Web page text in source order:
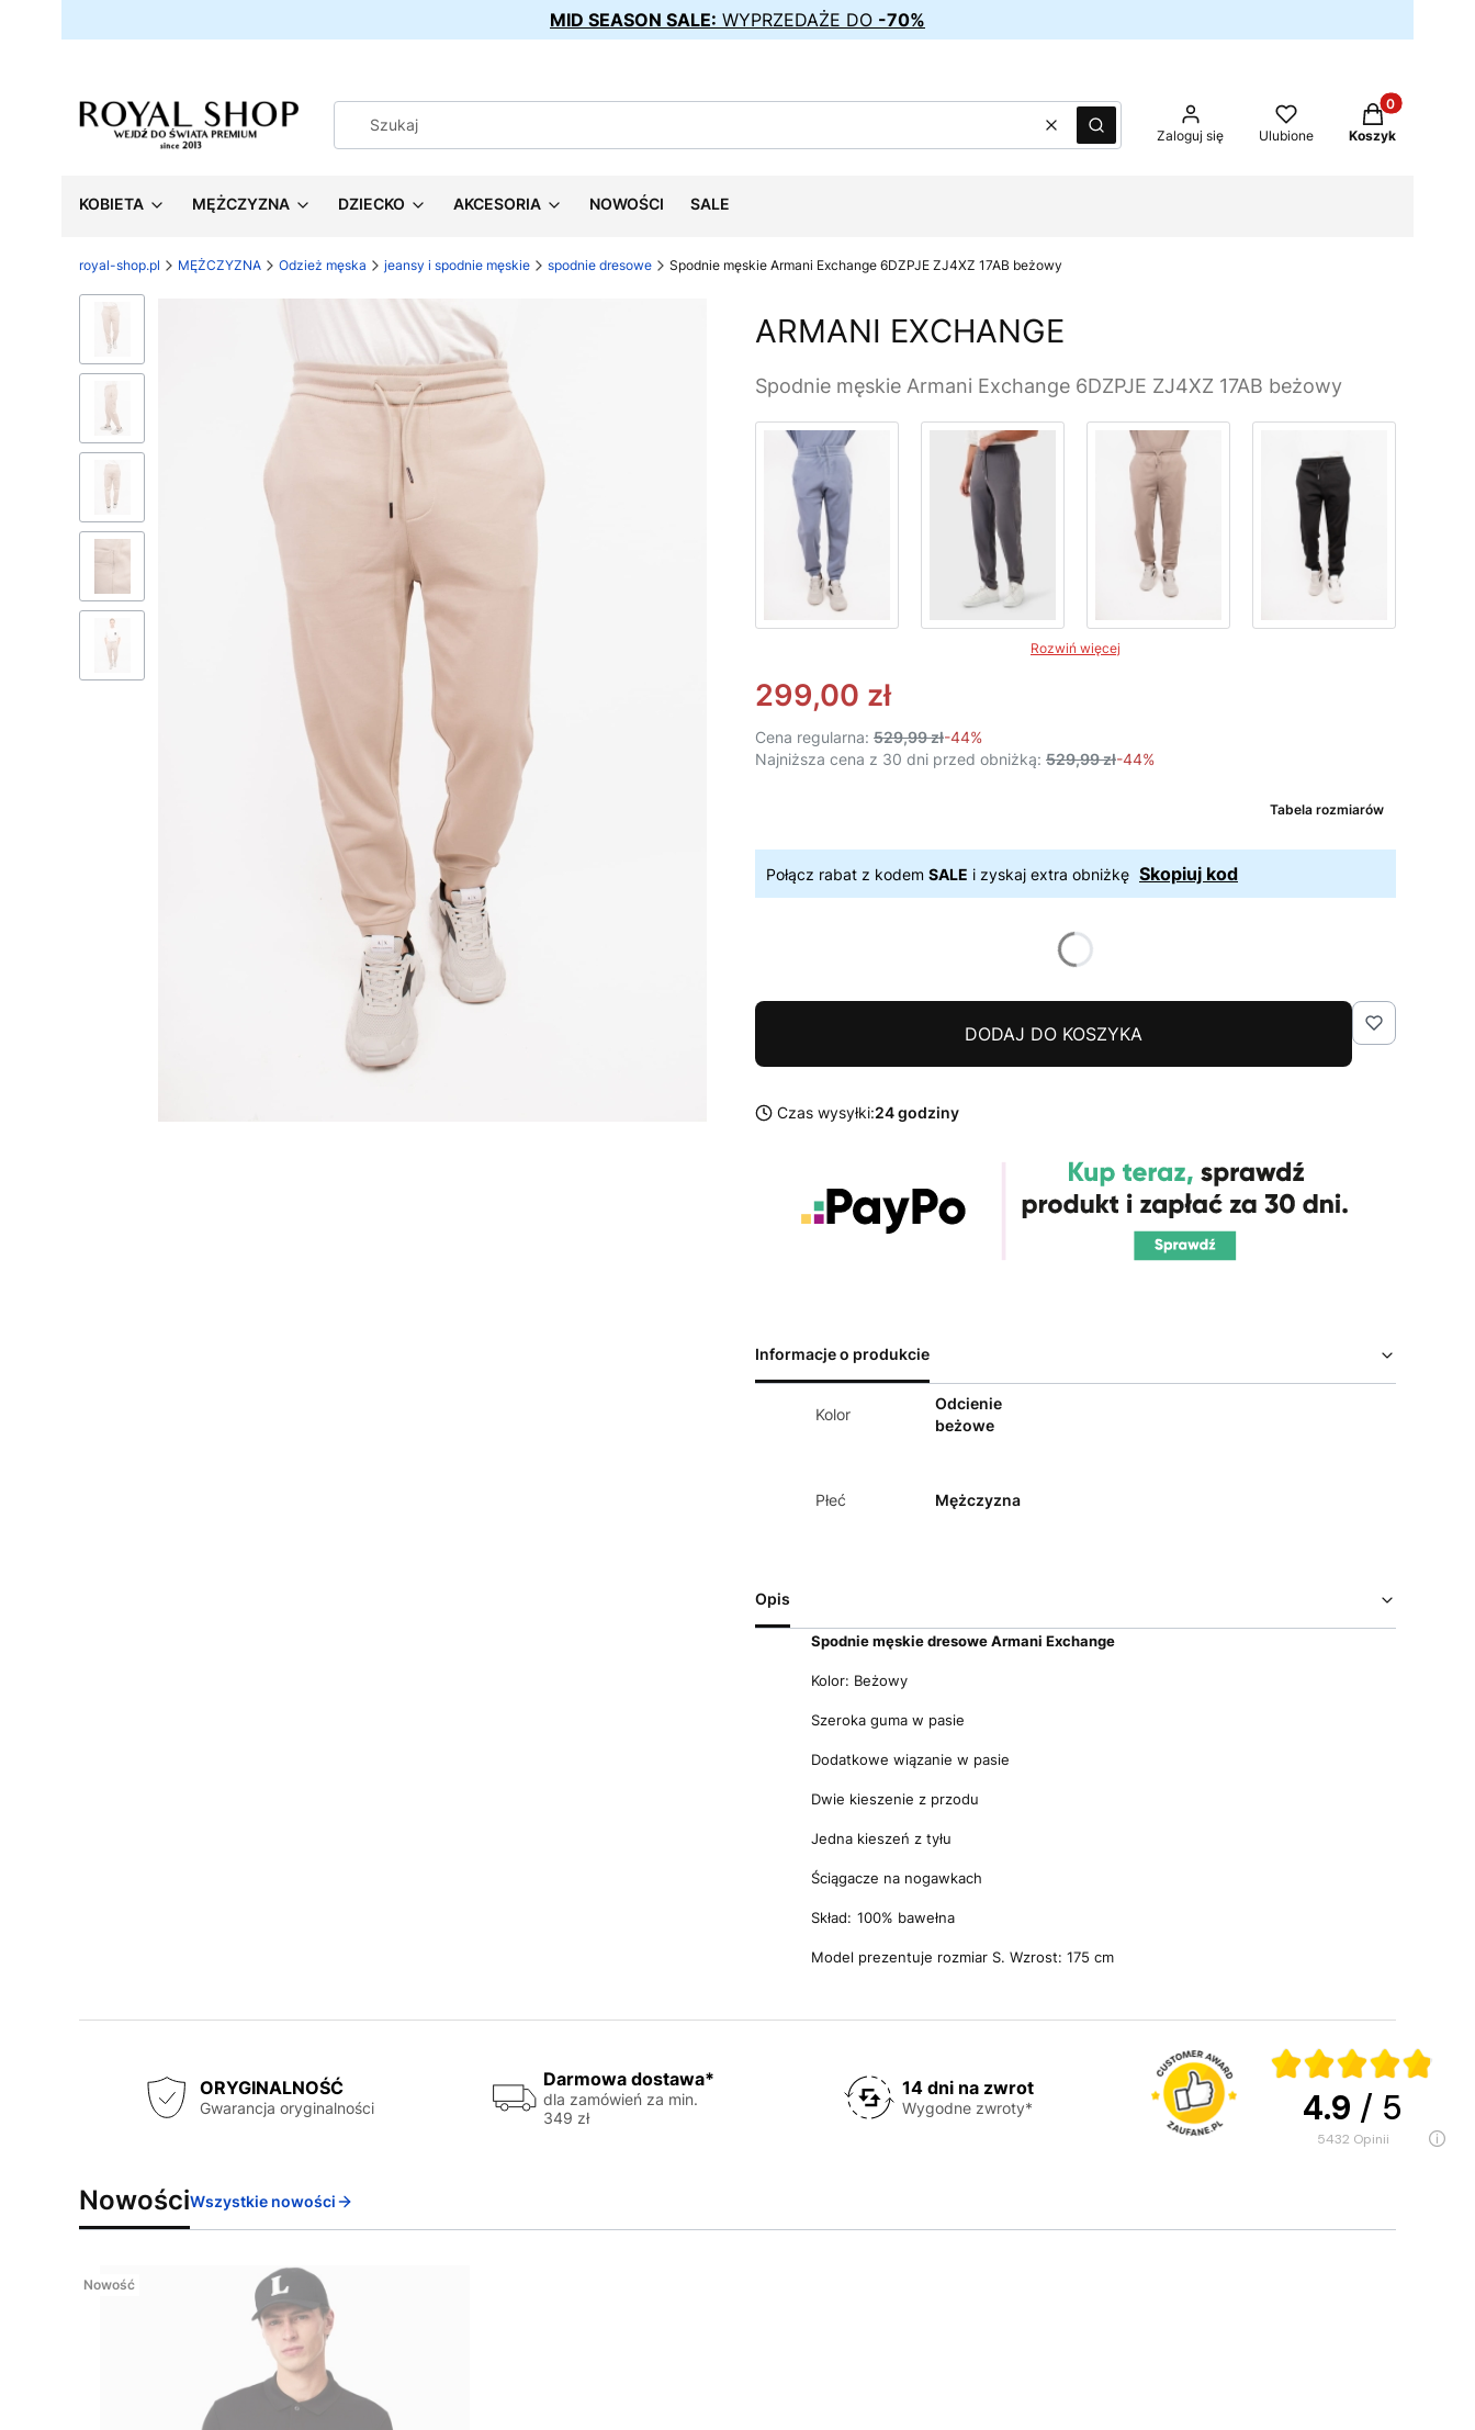
MID SEASON SALE: WYPRZEDAŻE DO -70%
WyczyśćSzukaj Zaloguj się Ulubione
Produkty w
Koszyk
KOBIETA MĘŻCZYZNA DZIECKO AKCESORIA NOWOŚCI SALE
royal-shop.pl MĘŻCZYZNA Odzież męska jeansy i spodnie męskie spodnie dresowe Spodnie męskie Armani Exchange 6DZPJE ZJ4XZ 17AB beżowy
ARMANI EXCHANGE
Spodnie męskie Armani Exchange 6DZPJE ZJ4XZ 17AB beżowy
Rozwiń więcej
299,00 zł
Cena regularna: 529,99 zł-44%
Najniższa cena z 30 dni przed obniżką: 529,99 zł-44%
Tabela rozmiarów
Połącz rabat z kodem SALE i zyskaj extra obniżkę Skopiuj kod
DODAJ DO KOSZYKA
Czas wysyłki:24 godziny
Informacje o produkcie
Kolor
Odcienie
beżowe
Płeć Mężczyzna
Opis
Spodnie męskie dresowe Armani Exchange
Kolor: Beżowy
Szeroka guma w pasie
Dodatkowe wiązanie w pasie
Dwie kieszenie z przodu
Jedna kieszeń z tyłu
Ściągacze na nogawkach
Skład: 100% bawełna
Model prezentuje rozmiar S. Wzrost: 175 cm
ORYGINALNOŚĆ
Gwarancja oryginalności
Darmowa dostawa*
dla zamówień za min.
349 zł
14 dni na zwrot
Wygodne zwroty* 4.9 / 5
5432 opinii
NowościWszystkie nowości
Nowość